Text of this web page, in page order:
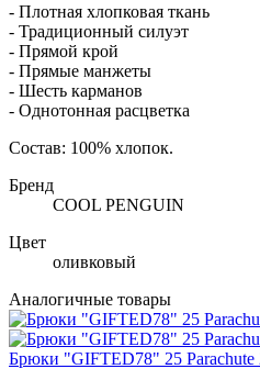
- Плотная хлопковая ткань
- Традиционный силуэт
- Прямой крой
- Прямые манжеты
- Шесть карманов
- Однотонная расцветка
Состав: 100% хлопок.
Бренд
COOL PENGUIN
Цвет
оливковый
Аналогичные товары
Брюки "GIFTED78" 25 Parachute